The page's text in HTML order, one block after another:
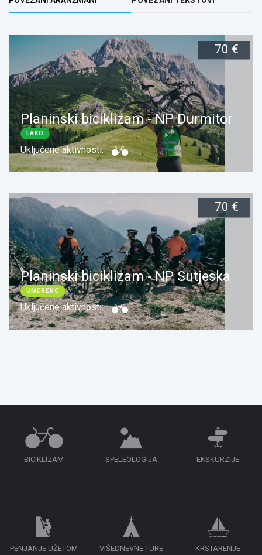
70 €
Planinski biciklizam - NP Durmitor
LAKO
Uključene aktivnosti:
Dužina: 1 dan Rezerviši
70 €
Planinski biciklizam - NP Sutjeska
UMERENO
Uključene aktivnosti:
BICIKLIZAM SPELEOLOGIJA EKSKURZIJE
PENJANJE UŽETOM VIŠEDNEVNE TURE KRSTARENJE